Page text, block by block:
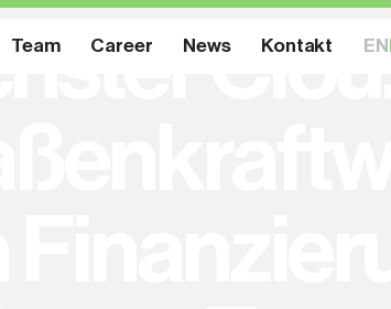
Team Career News Kontakt EN
Clou: